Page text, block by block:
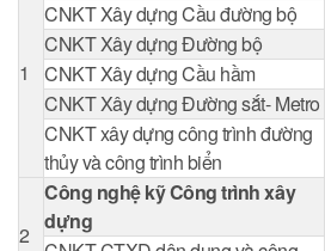
1
CNKT Xây dựng Cầu đường bộ
CNKT Xây dựng Đường bộ
CNKT Xây dựng Cầu hầm
CNKT Xây dựng Đường sắt- Metro
CNKT xây dựng công trình đường
thủy và công trình biển
2
Công nghệ kỹ Công trình xây
dựng